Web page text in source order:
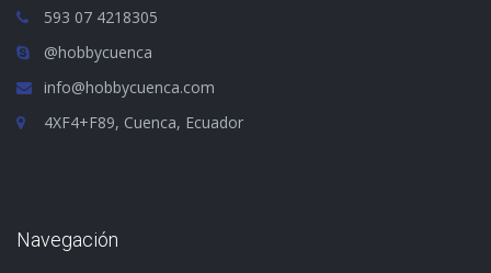
593 07 4218305
@hobbycuenca
info@hobbycuenca.com
4XF4+F89, Cuenca, Ecuador
Navegación